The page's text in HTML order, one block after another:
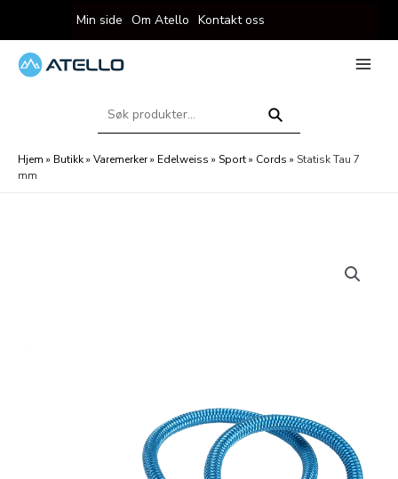
til
innholdet
Min side Om Atello Kontakt oss
Søk
Hjem » Butikk» Varemerker» Edelweiss » Sport» Cords » Statisk Tau 7
mm